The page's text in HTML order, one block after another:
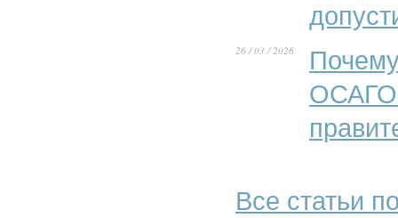
26 / 03 / 2026
Все статьи